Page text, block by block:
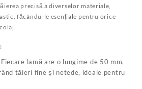
precisă a diverselor materiale,
făcându-le esențiale pentru orice
Fiecare lamă are o lungime de 50 mm,
tăieri fine și netede, ideale pentru